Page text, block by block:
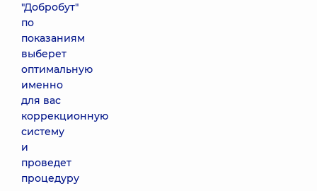
"Добробут"
по
показаниям
выберет
оптимальную
именно
для вас
коррекционную
систему
и
проведет
процедуру